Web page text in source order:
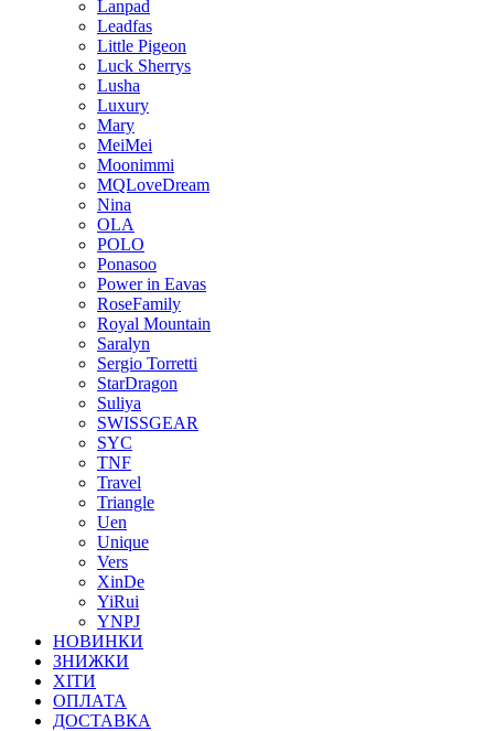
Lanpad
Leadfas
Little Pigeon
Luck Sherrys
Lusha
Luxury
Mary
MeiMei
Moonimmi
MQLoveDream
Nina
OLA
POLO
Ponasoo
Power in Eavas
RoseFamily
Royal Mountain
Saralyn
Sergio Torretti
StarDragon
Suliya
SWISSGEAR
SYC
TNF
Travel
Triangle
Uen
Unique
Vers
XinDe
YiRui
YNPJ
НОВИНКИ
ЗНИЖКИ
ХІТИ
ОПЛАТА
ДОСТАВКА